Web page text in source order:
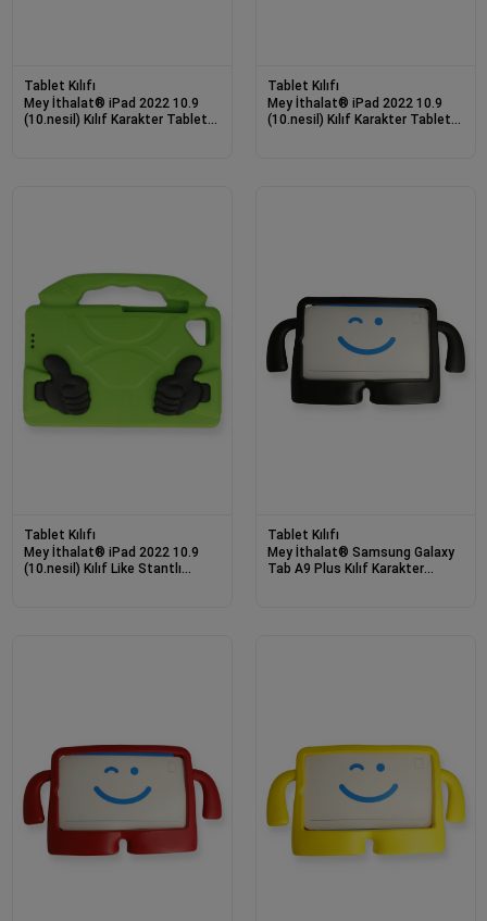
Tablet Kılıfı
Mey İthalat® iPad 2022 10.9
(10.nesil) Kılıf Karakter Tablet
Tablet Kılıfı
Mey İthalat® iPad 2022 10.9
(10.nesil) Kılıf Karakter Tablet
Tablet Kılıfı
Mey İthalat® iPad 2022 10.9
(10.nesil) Kılıf Like Stantlı
Tablet Kılıfı
Mey İthalat® Samsung Galaxy
Tab A9 Plus Kılıf Karakter